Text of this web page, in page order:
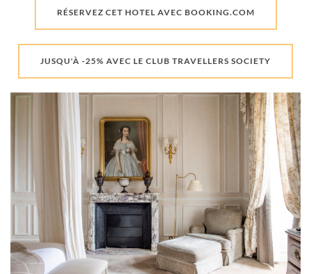
RÉSERVEZ CET HOTEL AVEC BOOKING.COM
JUSQU'À -25% AVEC LE CLUB TRAVELLERS SOCIETY